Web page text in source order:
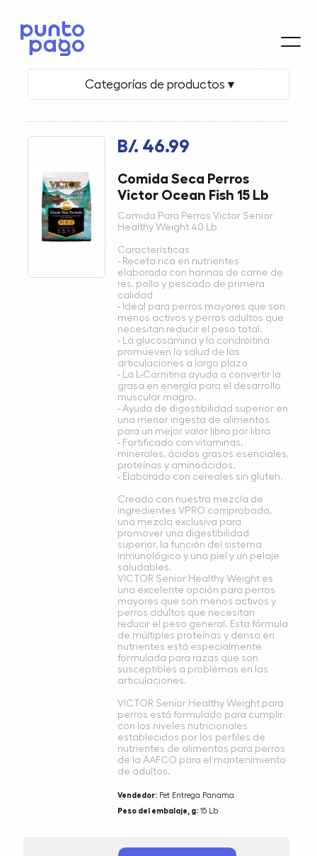
Categorías de productos ▾
B/. 46.99
Comida Seca Perros
Victor Ocean Fish 15 Lb
Comida Para Perros Victor Senior
Healthy Weight 40 Lb
Características
- Receta rica en nutrientes
elaborada con harinas de carne de
res, pollo y pescado de primera
calidad
- Ideal para perros mayores que son
menos activos y perros adultos que
necesitan reducir el peso total.
- La glucosamina y la condroitina
promueven la salud de las
articulaciones a largo plazo
- La L-Carnitina ayuda a convertir la
grasa en energía para el desarrollo
muscular magro.
- Ayuda de digestibilidad superior en
una menor ingesta de alimentos
para un mejor valor libra por libra
- Fortificado con vitaminas,
minerales, ácidos grasos esenciales,
proteínas y aminoácidos.
- Elaborado con cereales sin gluten.
Creado con nuestra mezcla de
ingredientes VPRO comprobada,
una mezcla exclusiva para
promover una digestibilidad
superior, la función del sistema
inmunológico y una piel y un pelaje
saludables.
VICTOR Senior Healthy Weight es
una excelente opción para perros
mayores que son menos activos y
perros adultos que necesitan
reducir el peso general. Esta fórmula
de múltiples proteínas y densa en
nutrientes está especialmente
formulada para razas que son
susceptibles a problemas en las
articulaciones.
VICTOR Senior Healthy Weight para
perros está formulado para cumplir
con los niveles nutricionales
establecidos por los perfiles de
nutrientes de alimentos para perros
de la AAFCO para el mantenimiento
de adultos.
Vendedor: Pet Entrega Panama
Peso del embalaje, g: 15 Lb